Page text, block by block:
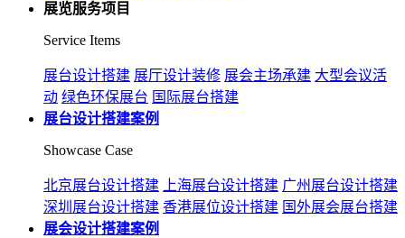
展览服务项目
Service Items
展台设计搭建 展厅设计装修 展会主场承建 大型会议活
动 绿色环保展台 国际展台搭建
展台设计搭建案例
Showcase Case
北京展台设计搭建 上海展台设计搭建 广州展台设计搭建
深圳展台设计搭建 香港展位设计搭建 国外展会展台搭建
展会设计搭建案例